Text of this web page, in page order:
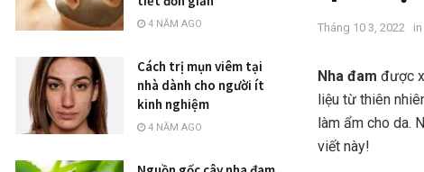
Tháng 10 3, 2022 in
Nha đam được
liệu từ thiên
làm ẩm cho da.
viết này!
4 NĂM AGO
Cách trị mụn viêm tại
nhà dành cho người ít
kinh nghiệm
4 NĂM AGO